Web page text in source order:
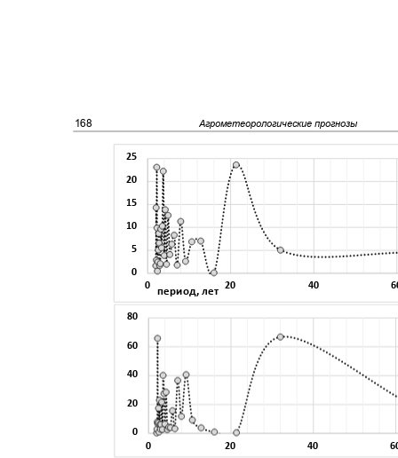
168 Агрометеорологические прогнозы
25
20
15
10
5
0
0
20 40
период, лет
80
60
40
20
0
0
20 40